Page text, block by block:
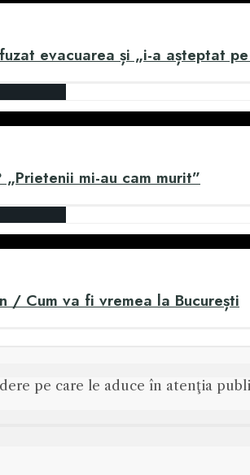
evacuarea și „i-a așteptat
mi-au cam murit”
/ Cum va fi vremea la București
pe care le aduce în atenţia